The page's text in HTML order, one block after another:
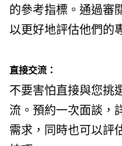
的參考指標。通過審
以更好地評估他們的
直接交流：
不要害怕直接與您挑
流。預約一次面談，
需求，同時也可以評